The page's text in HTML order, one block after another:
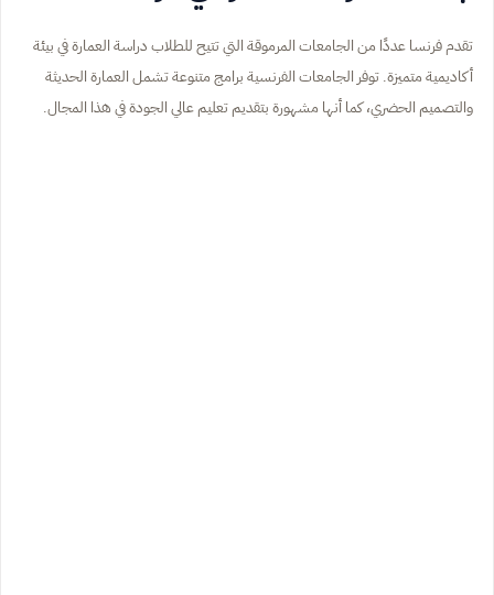
تقدم فرنسا عددًا من الجامعات المرموقة التي تتيح للطلاب دراسة العمارة في بيئة
أكاديمية متميزة. توفر الجامعات الفرنسية برامج متنوعة تشمل العمارة الحديثة
والتصميم الحضري، كما أنها مشهورة بتقديم تعليم عالي الجودة في هذا المجال.